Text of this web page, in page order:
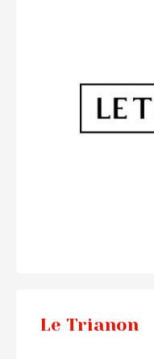
Le Trianon